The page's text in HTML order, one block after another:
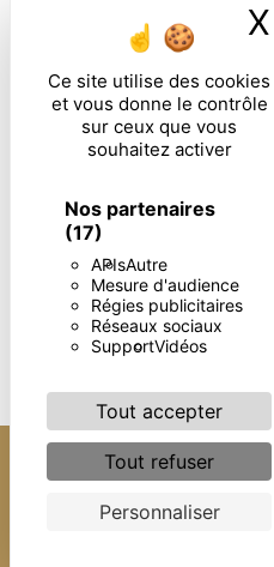
Ce site utilise des cookies
et vous donne le contrôle
sur ceux que vous
souhaitez activer
Nos partenaires
(17)
APIsAutre
Mesure d'audience
Régies publicitaires
Réseaux sociaux
SupportVidéos
Tout accepter
Tout refuser
Personnaliser
X
En cochant cette case,
particulières ci-dessous
** Les données personnelles
de vous contacter. Elles sont
traitants. Vous disposez de droits
de portabilité, de limitation,
consentement à tout moment et du
auprès d’une autorité de contrôle,
données post-mortem. Vous
ou par courrier électronique. Un
demandé. Nous conservons vos
de contact puis pendant la durée
RECHERCHES
Vistalid- 2026 - Tous